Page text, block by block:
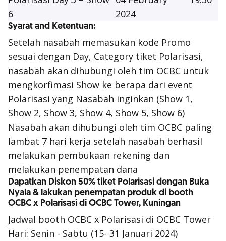
6
2024
Syarat and Ketentuan:
Setelah nasabah memasukan kode Promo
sesuai dengan Day, Category tiket Polarisasi,
nasabah akan dihubungi oleh tim OCBC untuk
mengkorfimasi Show ke berapa dari event
Polarisasi yang Nasabah inginkan (Show 1,
Show 2, Show 3, Show 4, Show 5, Show 6)
Nasabah akan dihubungi oleh tim OCBC paling
lambat 7 hari kerja setelah nasabah berhasil
melakukan pembukaan rekening dan
melakukan penempatan dana
Dapatkan Diskon 50% tiket Polarisasi dengan Buka
Nyala & lakukan penempatan produk di booth
OCBC x Polarisasi di OCBC Tower, Kuningan
Jadwal booth OCBC x Polarisasi di OCBC Tower
Hari: Senin - Sabtu (15- 31 Januari 2024)